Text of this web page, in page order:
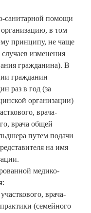
санитарной помощи
в том
принципу, не чаще
изменения
гражданина). В
гражданин
раз в год (за
организации)
врача-
врача общей
путем подачи
на имя
медико-
врача-
(семейного